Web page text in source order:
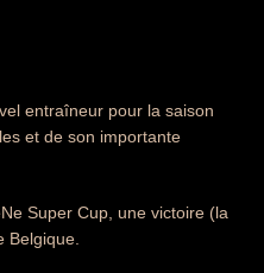
entraîneur pour la saison
et de son importante
Super Cup, une victoire (la
Belgique.